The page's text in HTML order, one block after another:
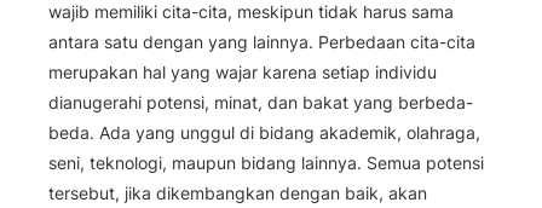
wajib memiliki cita-cita, meskipun tidak harus sama
antara satu dengan yang lainnya. Perbedaan cita-cita
merupakan hal yang wajar karena setiap individu
dianugerahi potensi, minat, dan bakat yang berbeda-
beda. Ada yang unggul di bidang akademik, olahraga,
seni, teknologi, maupun bidang lainnya. Semua potensi
tersebut, jika dikembangkan dengan baik, akan